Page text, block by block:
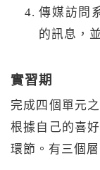
傳媒訪問
的訊息，
實習期
完成四個單元
根據自己的喜
環節。有三個層